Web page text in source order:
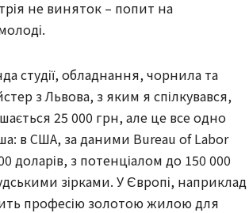
не виняток – попит на
студії, обладнання, чорнила та
з Львова, з яким я спілкувався,
25 000 грн, але це все одно
в США, за даними Bureau of Labor
доларів, з потенціалом до 150 000
зірками. У Європі, наприклад
професію золотою жилою для